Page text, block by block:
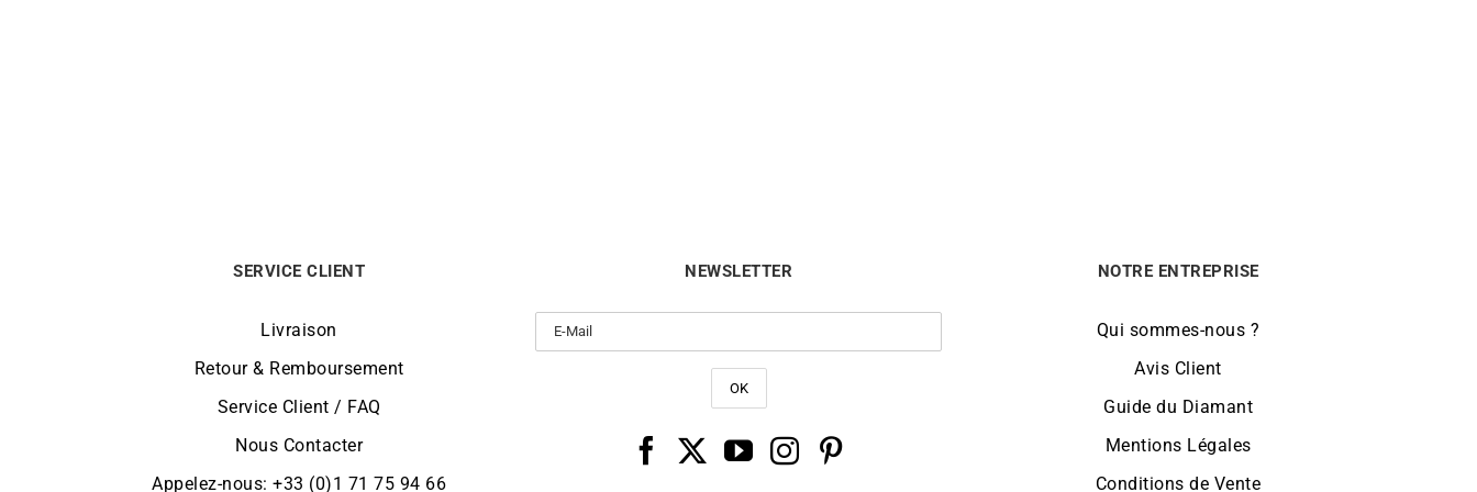
SERVICE CLIENT
Livraison
Retour & Remboursement
Service Client / FAQ
Nous Contacter
Appelez-nous: +33 (0)1 71 75 94 66
NEWSLETTER NOTRE ENTREPRISE
Qui sommes-nous ?
Avis Client
Guide du Diamant
Mentions Légales
Conditions de Vente